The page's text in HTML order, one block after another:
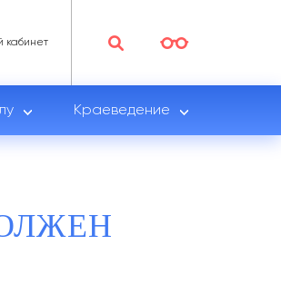
кабинет
Краеведение